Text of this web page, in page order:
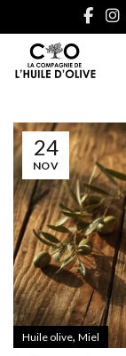
24
NOV
Huile olive, Miel